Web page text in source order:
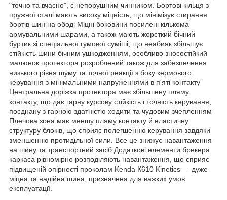
"точно та вчасно", є непорушним чинником. Бортові кільця з
пружної сталі мають високу міцність, що мінімізує стирання
бортів шин на ободі Міцні боковини посилені кількома
армувальними шарами, а також мають жорсткий бічний
буртик зі спеціальної гумової суміші, що неабияк збільшує
стійкість шини бічним ушкодженням, особливо зносостійкий
малюнок протектора розроблений також для забезпечення
низького рівня шуму та точної реакції з боку кермового
керування з мінімальними напруженнями в п'яті контакту
Центральна доріжка протектора має збільшену пляму
контакту, що дає гарну курсову стійкість і точність керування,
поєднану з гарною здатністю ходити та чудовим зчепленням
Плечова зона має меншу пляму контакту й еластичну
структуру блоків, що сприяє полегшенню керування завдяки
зменшенню протидільної сили. Все це знижує навантаження
на шину та транспортний засіб Додаткові елементи брекера
каркаса рівномірно розподіляють навантаження, що сприяє
підвищеній опірності проколам Kenda К610 Kinetics — дуже
міцна та надійна шина, призначена для важких умов
експлуатації.